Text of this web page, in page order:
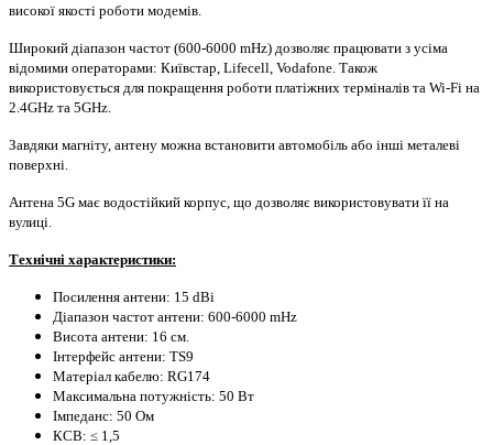
високої якості роботи модемів.
Широкий діапазон частот (600-6000 mHz) дозволяє працювати з усіма
відомими операторами: Київстар, Lifecell, Vodafone. Також
використовується для покращення роботи платіжних терміналів та Wi-Fi на
2.4GHz та 5GHz.
Завдяки магніту, антену можна встановити автомобіль або інші металеві
поверхні.
Антена 5G має водостійкий корпус, що дозволяє використовувати її на
вулиці.
Технічні характеристики:
Посилення антени: 15 dBi
Діапазон частот антени: 600-6000 mHz
Висота антени: 16 см.
Інтерфейс антени: TS9
Матеріал кабелю: RG174
Максимальна потужність: 50 Вт
Імпеданс: 50 Ом
КСВ: ≤ 1,5